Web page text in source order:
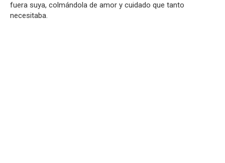
fuera suya, colmándola de amor y cuidado que tanto
necesitaba.